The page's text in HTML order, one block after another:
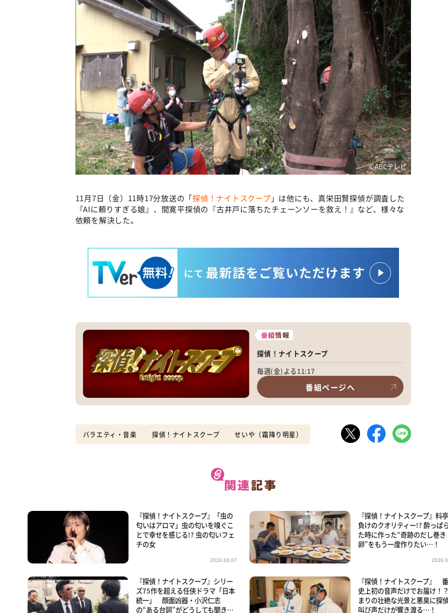
©️ABCテレビ
11月7日（金）11時17分放送の「探偵！ナイトスクープ 」は他にも、真栄田賢探偵が調査した
『AIに頼りすぎる娘』、間寛平探偵の『古井戸に落ちたチェーンソーを救え！』など、様々な
依頼を解決した。
番組情報
探偵！ナイトスクープ
毎週(金)よる11:17
番組ページへ
バラエティ・音楽 探偵！ナイトスクープ せいや（霜降り明星）
『探偵！ナイトスクープ』「虫の
匂いはアロマ」虫の匂いを嗅ぐこ
とで幸せを感じる!? 虫の匂いフェ
チの女
2026.08.07
『探偵！ナイトスクープ』料
負けのクオリティー!? 酔っぱ
た時に作った“奇跡のだし巻き
卵”をもう一度作りたい…！
『探偵！ナイトスクープ』シリー
ズ75作を超える任侠ドラマ「日本
統一」 顔面凶器・小沢仁志
の“ある台詞”がどうしても聞き…
『探偵！ナイトスクープ』
史上初の音声だけでお届け！
まりの壮絶な光景と悪臭に探
叫び声だけが響き渡る…！